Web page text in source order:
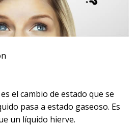
el cambio de estado que se
pasa a estado gaseoso. Es
un líquido hierve.